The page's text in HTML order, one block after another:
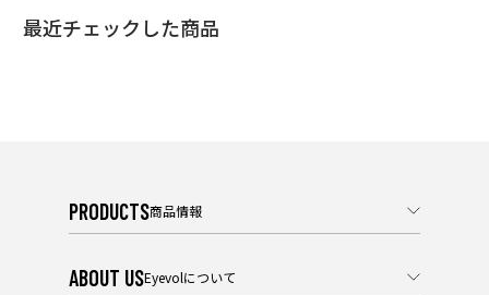
最近チェックした商品
PRODUCTS商品情報
ABOUT USEyevolについて